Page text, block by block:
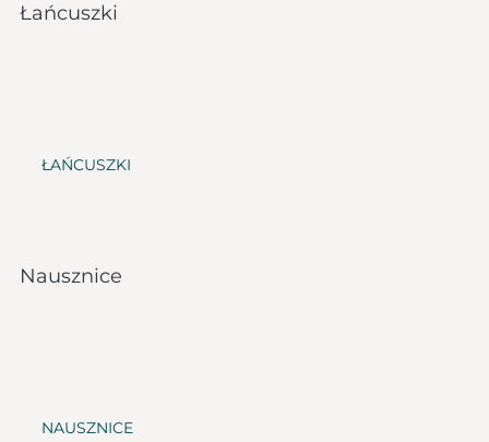
Łańcuszki
ŁAŃCUSZKI
Nausznice
NAUSZNICE